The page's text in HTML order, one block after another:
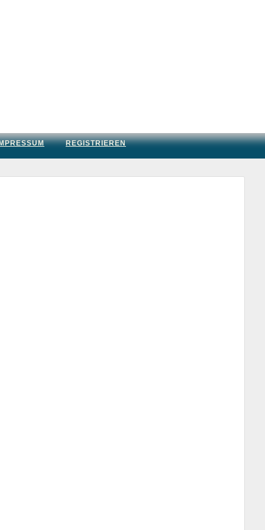
REGISTRIEREN